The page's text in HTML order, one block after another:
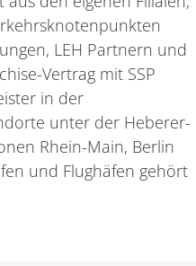
LEH Partnern und
Vertrag mit SSP
in der
unter der Heberer-
Rhein-Main, Berlin
und Flughäfen gehört